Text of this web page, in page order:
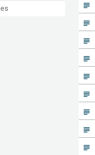
subject
subject
subject
subject
subject
subject
subject
subject
subject